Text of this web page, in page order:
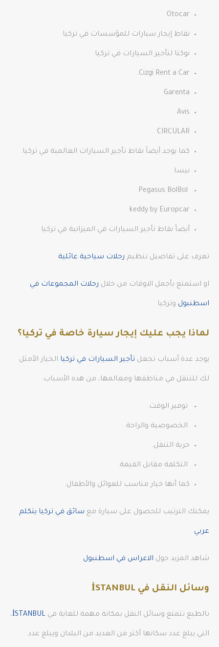
Otocar
نقاط إيجار سيارات للمؤسسات في تركيا
نوكتا لتأجير السيارات في تركيا
Cizgi Rent a Car.
Garenta
Avis
CIRCULAR
كما يوجد أيضاً نقاط تأجير السيارات العالمية في تركيا.
نيسا
keddy by Europcar
أيضاً نقاط تأجير السيارات في الميزانية في تركيا
تعرف على تفاصيل تنظيم رحلات سياحية عائلية
او استمتع بأجمل الاوقات من خلال رحلات المجموعات في
اسطنبول وتركيا
لماذا يجب عليك إيجار سيارة خاصة في تركيا؟
يوجد عدة أسباب تجعل تأجير السيارات في تركيا الخيار الأمثل
لك للتنقل في مناطقها ومعالمها، من هذه الأسباب:
توفير الوقت.
الخصوصية والراحة.
حرية التنقل.
التكلفة مقابل القيمة.
كما أنها خيار مناسب للعوائل والأطفال.
يمكنك الترتيب للحصول على سيارة مع سائق في تركيا يتكلم
عربي
شاهد المزيد حول الاعراس في اسطنبول
وسائل النقل في İSTANBUL
بالطبع تتمتع وسائل النقل بمكانة مهمة للغاية في İSTANBUL،
التي يبلغ عدد سكانها أكثر من العديد من البلدان ويبلغ عدد